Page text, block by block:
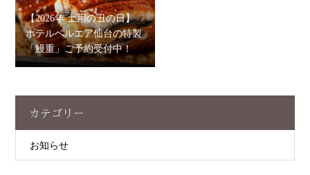
【2026年 土用の丑の日】
ホテルベルエア仙台の特製
「鰻重」ご予約受付中！
カテゴリー
お知らせ